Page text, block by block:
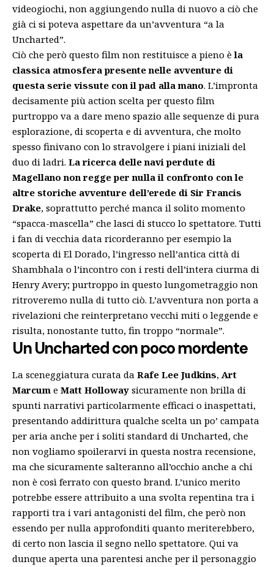
videogiochi, non aggiungendo nulla di nuovo a ciò che
già ci si poteva aspettare da un’avventura “a la
Uncharted”.
Ciò che però questo film non restituisce a pieno èla
classica atmosfera presente nelle avventure di
questa serie vissute con il pad alla mano. L’impronta
decisamente più action scelta per questo film
purtroppo va a dare meno spazio alle sequenze di pura
esplorazione, di scoperta e di avventura, che molto
spesso finivano con lo stravolgere i piani iniziali del
duo di ladri. La ricerca delle navi perdute di
Magellano non regge per nulla il confronto con le
altre storiche avventure dell’erede di Sir Francis
Drake, soprattutto perché manca il solito momento
“spacca-mascella” che lasci di stucco lo spettatore. Tutti
i fan di vecchia data ricorderanno per esempio la
scoperta di El Dorado, l’ingresso nell’antica città di
Shambhala o l’incontro con i resti dell’intera ciurma di
Henry Avery; purtroppo in questo lungometraggio non
ritroveremo nulla di tutto ciò. L’avventura non porta a
rivelazioni che reinterpretano vecchi miti o leggende e
risulta, nonostante tutto, fin troppo “normale”.
Un Uncharted con poco mordente
La sceneggiatura curata da Rafe Lee Judkins, Art
Marcum e Matt Holloway sicuramente non brilla di
spunti narrativi particolarmente efficaci o inaspettati,
presentando addirittura qualche scelta un po’ campata
per aria anche per i soliti standard di Uncharted, che
non vogliamo spoilerarvi in questa nostra recensione,
ma che sicuramente salteranno all’occhio anche a chi
non è così ferrato con questo brand. L’unico merito
potrebbe essere attribuito a una svolta repentina tra i
rapporti tra i vari antagonisti del film, che però non
essendo per nulla approfonditi quanto meriterebbero,
di certo non lascia il segno nello spettatore. Qui va
dunque aperta una parentesi anche per il personaggio